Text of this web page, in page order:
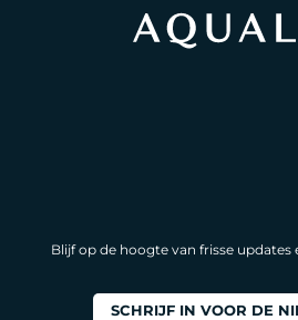
Blijf op de hoogte van frisse updates
SCHRIJF IN VOOR DE